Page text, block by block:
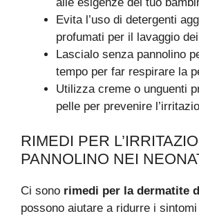
Evita l’uso di detergenti
profumati per il lavaggio
Lascialo senza pannolino
tempo per far respirare la
Utilizza creme o unguenti
pelle per prevenire
RIMEDI PER
PANNOLINO NEI
Ci sono rimedi per la dermatite
possono aiutare a ridurre i